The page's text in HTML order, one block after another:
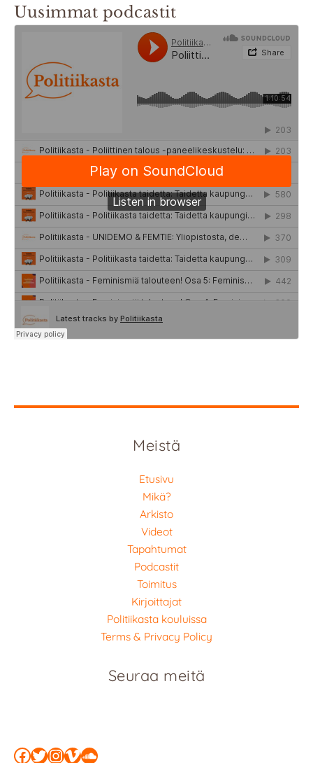
Uusimmat podcastit
Meistä
Etusivu
Mikä?
Arkisto
Videot
Tapahtumat
Podcastit
Toimitus
Kirjoittajat
Politiikasta kouluissa
Terms & Privacy Policy
Seuraa meitä
Facebook
Twitter
Instagram
Vimeo
SoundCloud